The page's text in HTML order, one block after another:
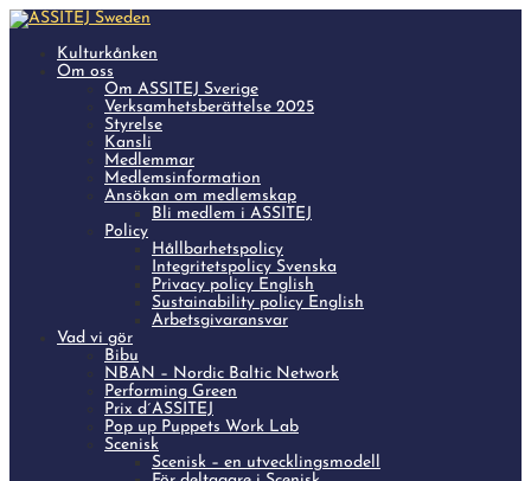
Kulturkånken
Om oss
Om ASSITEJ Sverige
Verksamhetsberättelse 2025
Styrelse
Kansli
Medlemmar
Medlemsinformation
Ansökan om medlemskap
Bli medlem i ASSITEJ
Policy
Hållbarhetspolicy
Integritetspolicy Svenska
Privacy policy English
Sustainability policy English
Arbetsgivaransvar
Vad vi gör
Bibu
NBAN – Nordic Baltic Network
Performing Green
Prix d´ASSITEJ
Pop up Puppets Work Lab
Scenisk
Scenisk – en utvecklingsmodell